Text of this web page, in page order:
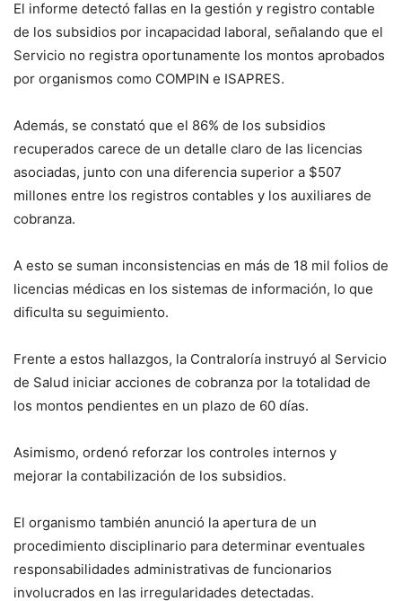
El informe detectó fallas en la gestión y registro contable
de los subsidios por incapacidad laboral, señalando que el
Servicio no registra oportunamente los montos aprobados
por organismos como COMPIN e ISAPRES.
Además, se constató que el 86% de los subsidios
recuperados carece de un detalle claro de las licencias
asociadas, junto con una diferencia superior a $507
millones entre los registros contables y los auxiliares de
cobranza.
A esto se suman inconsistencias en más de 18 mil folios de
licencias médicas en los sistemas de información, lo que
dificulta su seguimiento.
Frente a estos hallazgos, la Contraloría instruyó al Servicio
de Salud iniciar acciones de cobranza por la totalidad de
los montos pendientes en un plazo de 60 días.
Asimismo, ordenó reforzar los controles internos y
mejorar la contabilización de los subsidios.
El organismo también anunció la apertura de un
procedimiento disciplinario para determinar eventuales
responsabilidades administrativas de funcionarios
involucrados en las irregularidades detectadas.